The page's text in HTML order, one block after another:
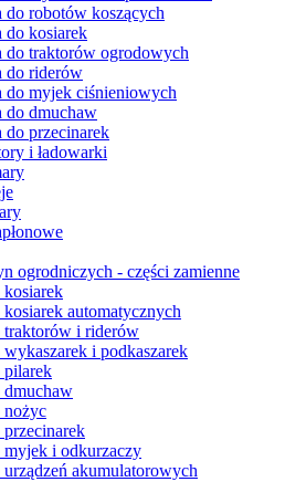
do robotów koszących
do kosiarek
do traktorów ogrodowych
do riderów
do myjek ciśnieniowych
do dmuchaw
do przecinarek
i ładowarki
ogrodniczych - części zamienne
kosiarek
kosiarek automatycznych
traktorów i riderów
wykaszarek i podkaszarek
pilarek
dmuchaw
nożyc
myjek i odkurzaczy
urządzeń akumulatorowych